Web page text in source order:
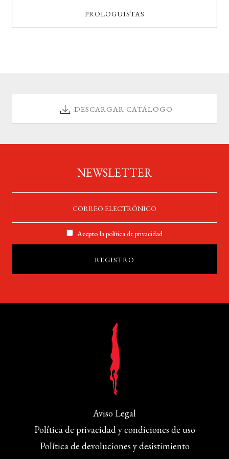
PROLOGUISTAS
DESCARGAR CATÁLOGO
NEWSLETTER
Acepto lapolítica de privacidad
Aviso Legal
Política de privacidad y condiciones de uso
Política de devoluciones y desistimiento